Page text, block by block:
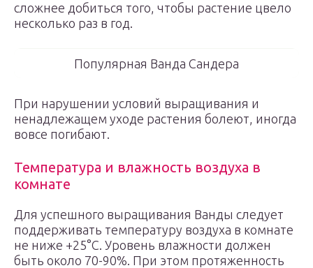
сложнее добиться того, чтобы растение цвело
несколько раз в год.
Популярная Ванда Сандера
При нарушении условий выращивания и
ненадлежащем уходе растения болеют, иногда
вовсе погибают.
Температура и влажность воздуха в
комнате
Для успешного выращивания Ванды следует
поддерживать температуру воздуха в комнате
не ниже +25°С. Уровень влажности должен
быть около 70-90%. При этом протяженность